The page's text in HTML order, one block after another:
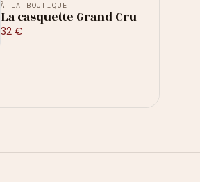
À LA BOUTIQUE
La casquette Grand Cru
32 €